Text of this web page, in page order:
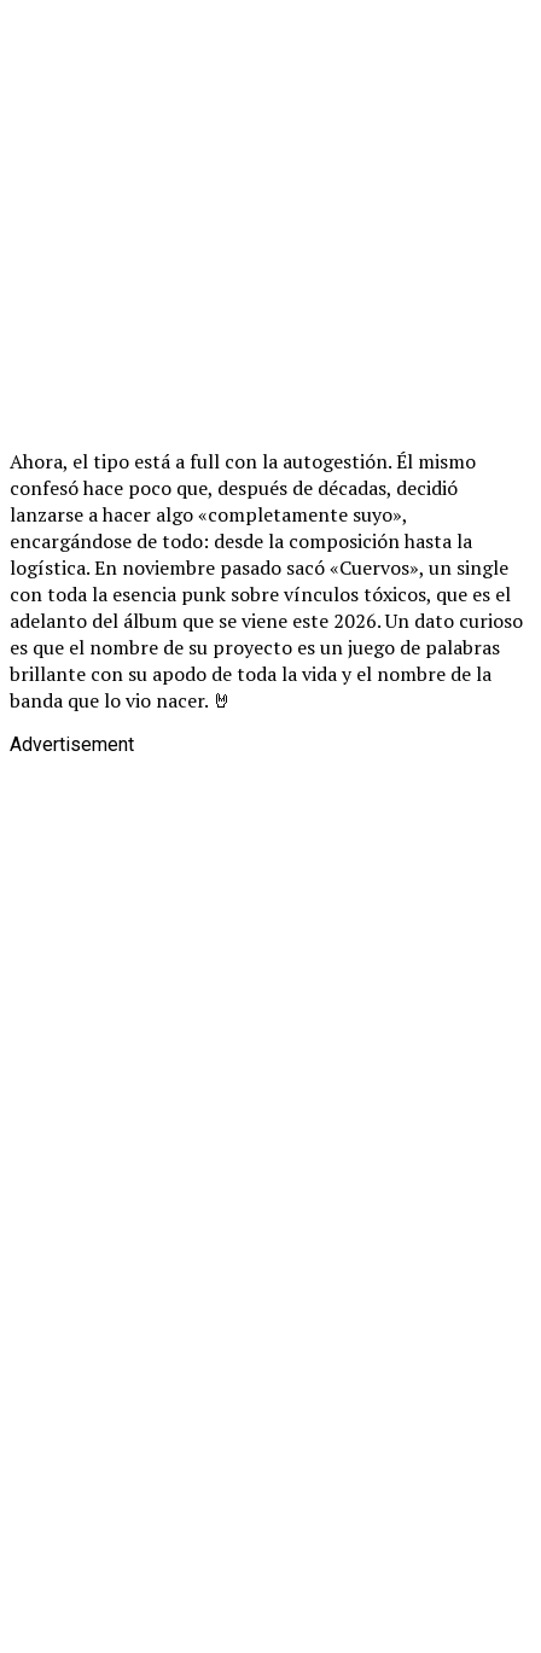
Ahora, el tipo está a full con la autogestión. Él mismo
confesó hace poco que, después de décadas, decidió
lanzarse a hacer algo «completamente suyo»,
encargándose de todo: desde la composición hasta la
logística. En noviembre pasado sacó «Cuervos», un single
con toda la esencia punk sobre vínculos tóxicos, que es el
adelanto del álbum que se viene este 2026. Un dato curioso
es que el nombre de su proyecto es un juego de palabras
brillante con su apodo de toda la vida y el nombre de la
banda que lo vio nacer. 🤘
Advertisement